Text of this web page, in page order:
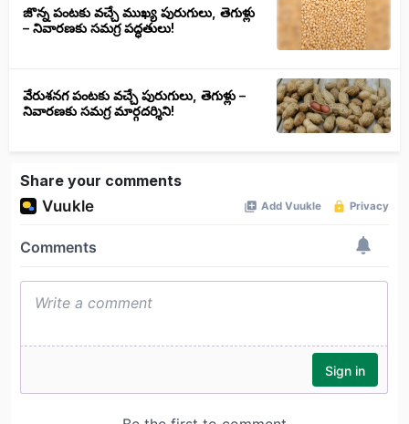
జొన్న పంటకు వచ్చే ముఖ్య పురుగులు, తెగుళ్లు
– నివారణకు సమగ్ర పద్ధతులు!
వేరుశనగ పంటకు వచ్చే పురుగులు, తెగుళ్లు –
నివారణకు సమగ్ర మార్గదర్శిని!
Share your comments